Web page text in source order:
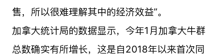
售，所以很难理解其中的经济效益”。
加拿大统计局的数据显示，今年1月加拿大牛群
总数确实有所增长，这是自2018年以来首次同